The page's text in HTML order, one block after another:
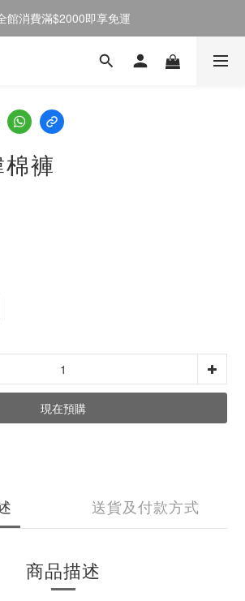
註冊會員送50元購物金
館消費滿$2000即享免運
註冊會員送50元購物金
褲
現在預購
送貨及付款方式
商品描述